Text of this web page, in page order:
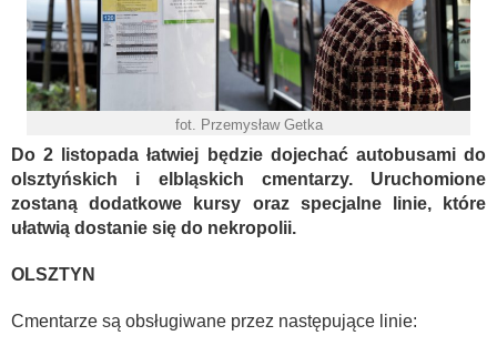
fot. Przemysław Getka
Do 2 listopada łatwiej będzie dojechać autobusami do
olsztyńskich i elbląskich cmentarzy. Uruchomione
zostaną dodatkowe kursy oraz specjalne linie, które
ułatwią dostanie się do nekropolii.
OLSZTYN
Cmentarze są obsługiwane przez następujące linie: